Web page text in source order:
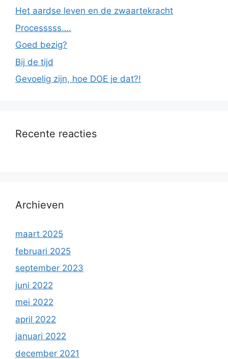
Het aardse leven en de zwaartekracht
Processsss….
Goed bezig?
Bij de tijd
Gevoelig zijn, hoe DOE je dat?!
Recente reacties
Archieven
maart 2025
februari 2025
september 2023
juni 2022
mei 2022
april 2022
januari 2022
december 2021